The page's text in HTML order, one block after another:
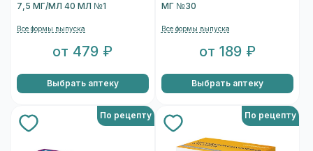
7,5 МГ/МЛ 40 МЛ №1
Все формы выпуска
от 479 ₽
Выбрать аптеку
МГ №30
Все формы выпуска
от 189 ₽
Выбрать аптеку
По рецепту По рецепту